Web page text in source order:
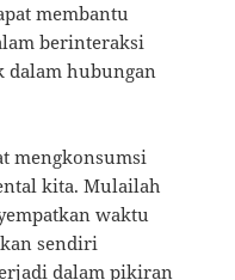
membantu
berinteraksi
dalam hubungan
mengkonsumsi
kita. Mulailah
waktu
sendiri
dalam pikiran